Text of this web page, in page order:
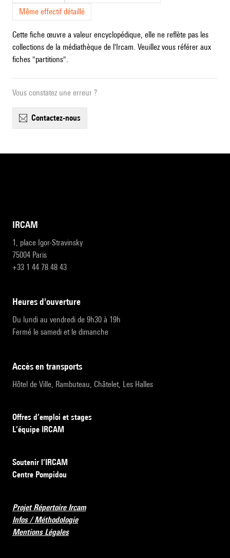
Même effectif détaillé
Cette fiche œuvre a valeur encyclopédique, elle ne reflète pas les
collections de la médiathèque de l'Ircam. Veuillez vous référer aux
fiches "partitions".
Vous constatez une erreur ?
contactez-nous
IRCAM
1, place Igor-Stravinsky
75004 Paris
+33 1 44 78 48 43
heures d'ouverture
Du lundi au vendredi de 9h30 à 19h
Fermé le samedi et le dimanche
accès en transports
Hôtel de Ville, Rambuteau, Châtelet, Les Halles
Offres d’emploi et stages
L’équipe IRCAM
Soutenir l’IRCAM
Centre Pompidou
Projet Répertoire Ircam
Infos / Méthodologie
Mentions Légales